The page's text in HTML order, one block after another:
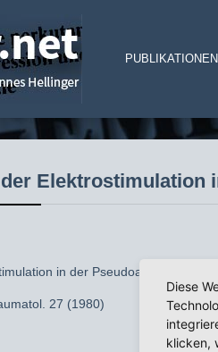
PUBLIKATIONEN
Elektrostimulation
in der
27 (1980)
Diese
klicken,